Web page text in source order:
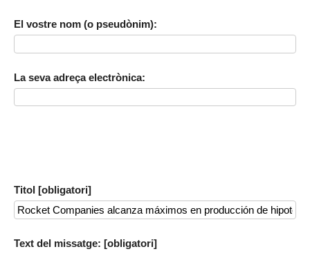
El vostre nom (o pseudònim):
La seva adreça electrònica:
Titol [obligatori]
Text del missatge: [obligatori]